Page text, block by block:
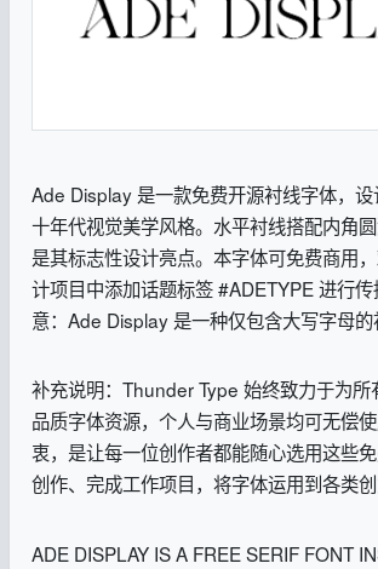
Ade Display 是一款免费开源衬线字体，
十年代视觉美学风格。水平衬线搭配内角圆
是其标志性设计亮点。本字体可免费商用
计项目中添加话题标签 #ADETYPE 进行
意：Ade Display 是一种仅包含大写字母的
补充说明：Thunder Type 始终致力于为所
品质字体资源，个人与商业场景均可无偿
衷，是让每一位创作者都能随心选用这些
创作、完成工作项目，将字体运用到各类创
ADE DISPLAY IS A FREE SERIF FONT